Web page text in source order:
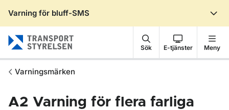
Varning för bluff-SMS
Sök E-tjänster Meny
Varningsmärken
A2 Varning för flera farliga